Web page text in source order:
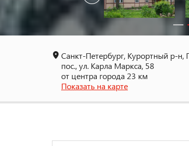
Санкт-Петербург, Курортный р-н,
пос., ул. Карла Маркса, 58
от центра города 23 км
Показать на карте